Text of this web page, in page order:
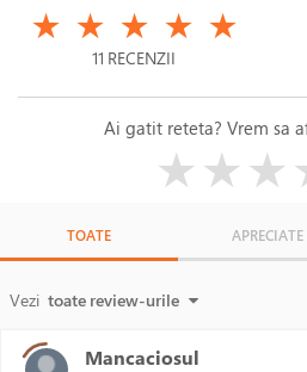
★ ★ ★ ★ ★
11 RECENZII
Ai gatit reteta? Vrem sa
★★★
TOATE APRECIATE
Vezi toate review-urile
Mancaciosul